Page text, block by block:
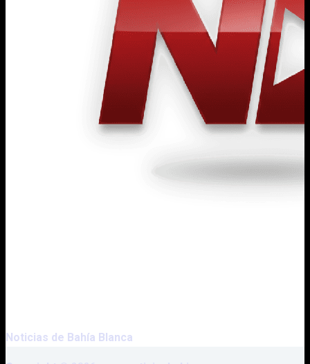
Noticias de Bahía Blanca